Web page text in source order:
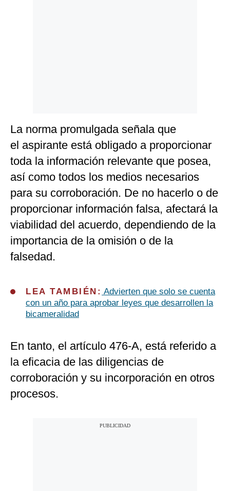
La norma promulgada señala que
el aspirante está obligado a proporcionar
toda la información relevante que posea,
así como todos los medios necesarios
para su corroboración. De no hacerlo o de
proporcionar información falsa, afectará la
viabilidad del acuerdo, dependiendo de la
importancia de la omisión o de la
falsedad.
LEA TAMBIÉN: Advierten que solo se cuenta
con un año para aprobar leyes que desarrollen la
bicameralidad
En tanto, el artículo 476-A, está referido a
la eficacia de las diligencias de
corroboración y su incorporación en otros
procesos.